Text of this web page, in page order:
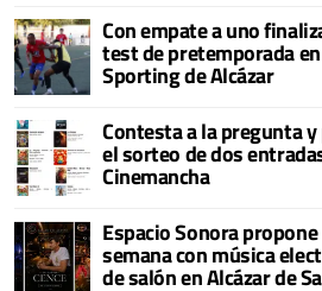
Con empate a uno
test de pretemporada
Sporting de Alcázar
Contesta a la pregunta
el sorteo de dos
Cinemancha
Espacio Sonora
semana con música
de salón en Alcázar de